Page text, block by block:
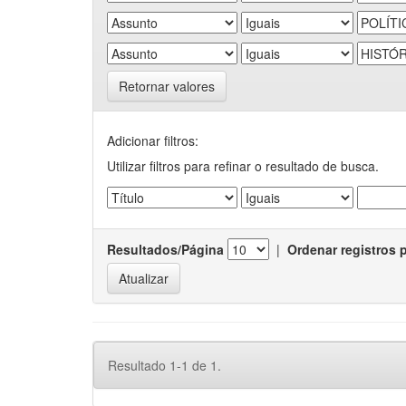
Retornar valores
Adicionar filtros:
Utilizar filtros para refinar o resultado de busca.
Resultados/Página | Ordenar registros
Resultado 1-1 de 1.